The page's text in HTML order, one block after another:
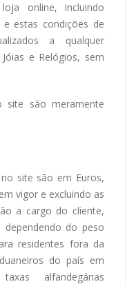
online, incluindo
estas condições de
a qualquer
e Relógios, sem
site são meramente
site são em Euros,
vigor e excluindo as
a cargo do cliente,
do peso
residentes fora da
do país em
alfandegárias